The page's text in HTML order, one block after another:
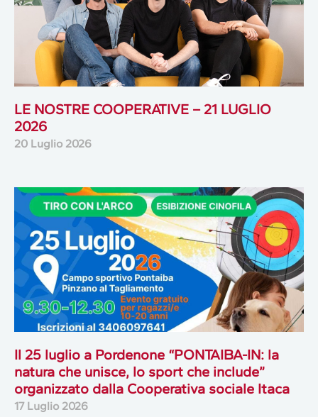
LE NOSTRE COOPERATIVE – 21 LUGLIO
2026
20 Luglio 2026
Il 25 luglio a Pordenone “PONTAIBA-IN: la
natura che unisce, lo sport che include”
organizzato dalla Cooperativa sociale Itaca
17 Luglio 2026